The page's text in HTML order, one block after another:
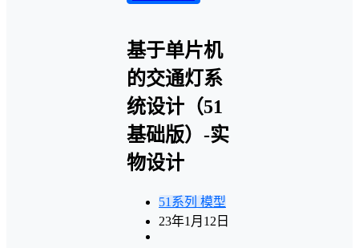
基于单片机
的交通灯系
统设计（51
基础版）-实
物设计
51系列 模型
23年1月12日